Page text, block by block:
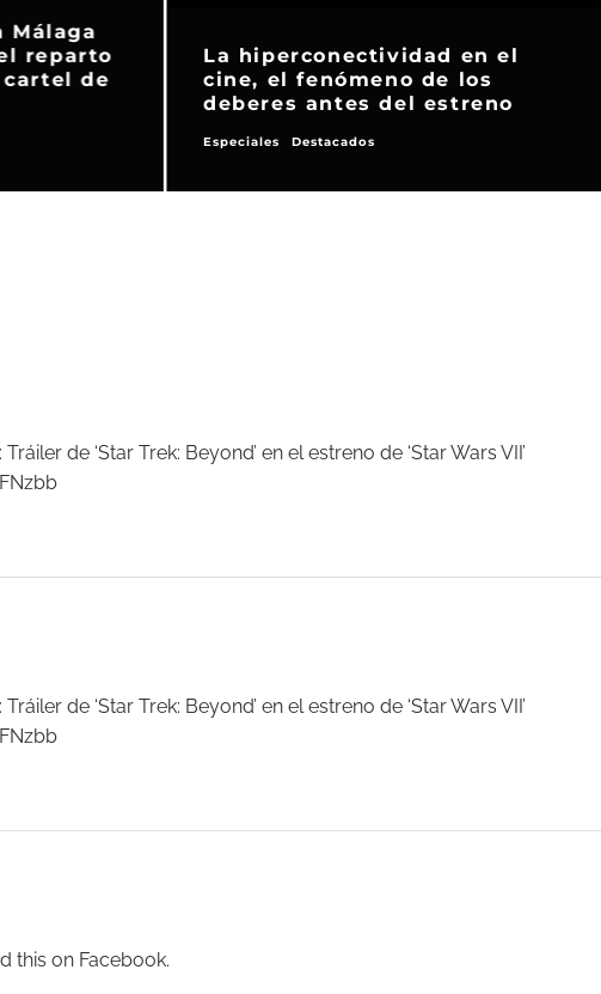
Málaga
reparto
cartel de
La hiperconectividad en el
cine, el fenómeno de los
deberes antes del estreno
Especiales Destacados
de ‘Star Trek: Beyond’ en el estreno de ‘Star Wars VII’
de ‘Star Trek: Beyond’ en el estreno de ‘Star Wars VII’
this on Facebook.